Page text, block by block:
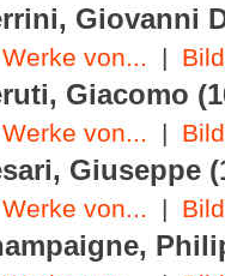
Giovanni
Werke von... |
Giacomo
Werke von... |
Giuseppe
Werke von... |